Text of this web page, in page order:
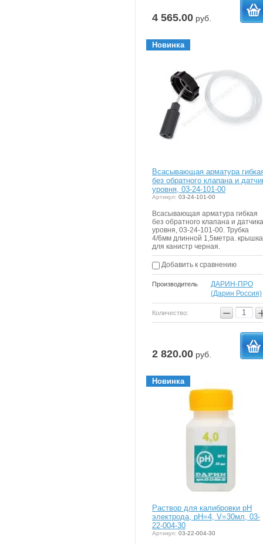
4 565.00 руб.
Новинка
Всасывающая арматура
без обратного клапана и
уровня, 03-24-101-00
Артикул: 03-24-101-00
Всасывающая арматура гибкая
без обратного клапана и датчика
уровня, 03-24-101-00. Трубка
4/6мм длинной 1,5метра. крышка
для канистр черная.
Добавить к сравнению
Производитель
ДАРИН-ПРО
(Дарин Россия)
Количество: −
2 820.00 руб.
Новинка
Раствор для калибровки рН
электрода, рН=4, V=30мл, 03-
22-004-30
Артикул: 03-22-004-30